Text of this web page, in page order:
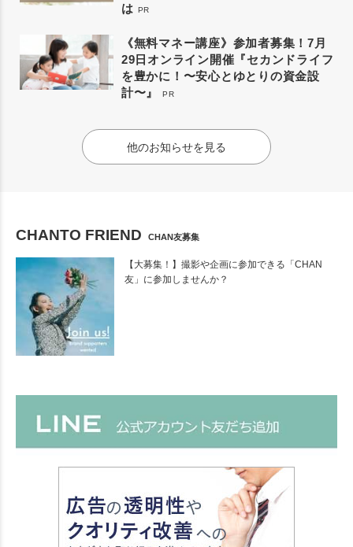
は PR
《無料マネー講座》参加者募集！7月
29日オンライン開催『セカンドライフ
を豊かに！〜安心とゆとりの資金設
計〜』
PR
他のお知らせを見る
CHANTO FRIEND CHAN友募集
【大募集！】撮影や企画に参加できる「CHAN
友」に参加しませんか？